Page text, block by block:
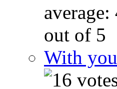
With you